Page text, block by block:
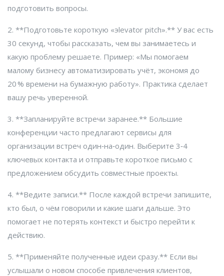
подготовить вопросы.
2. **Подготовьте короткую «эlevator pitch».** У вас есть
30 секунд, чтобы рассказать, чем вы занимаетесь и
какую проблему решаете. Пример: «Мы помогаем
малому бизнесу автоматизировать учёт, экономя до
20 % времени на бумажную работу». Практика сделает
вашу речь уверенной.
3. **Запланируйте встречи заранее.** Большие
конференции часто предлагают сервисы для
организации встреч один‑на‑один. Выберите 3‑4
ключевых контакта и отправьте короткое письмо с
предложением обсудить совместные проекты.
4. **Ведите записи.** После каждой встречи запишите,
кто был, о чём говорили и какие шаги дальше. Это
помогает не потерять контекст и быстро перейти к
действию.
5. **Применяйте полученные идеи сразу.** Если вы
услышали о новом способе привлечения клиентов,